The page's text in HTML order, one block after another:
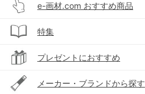
e-画材.com おすすめ商品
特集
プレゼントにおすすめ
メーカー・ブランドから探す